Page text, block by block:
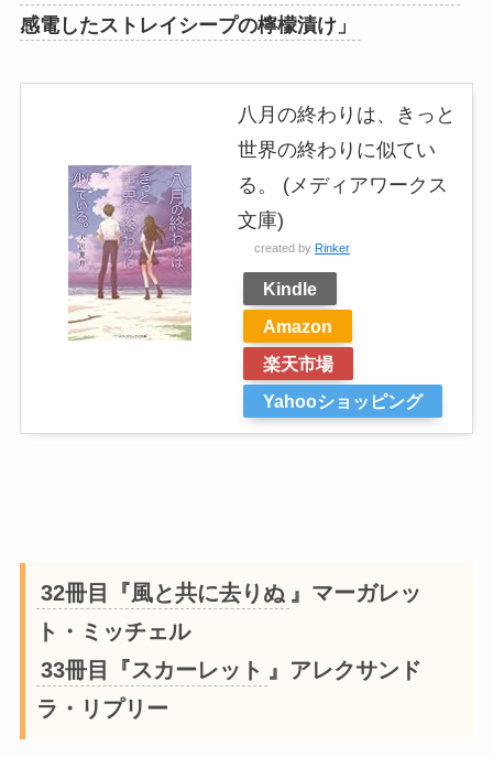
感電したストレイシープの檸檬漬け」
八月の終わりは、きっと
世界の終わりに似てい
る。 (メディアワークス
文庫)
created by Rinker
Kindle
Amazon
楽天市場
Yahooショッピング
32冊目『風と共に去りぬ 』マーガレッ
ト・ミッチェル
33冊目『スカーレット 』アレクサンド
ラ・リプリー